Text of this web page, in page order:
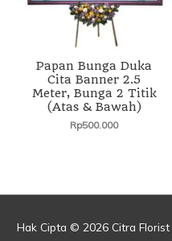
Papan Bunga Duka
Cita Banner 2.5
Meter, Bunga 2 Titik
(Atas & Bawah)
Rp500.000
Hak Cipta © 2026 Citra Florist